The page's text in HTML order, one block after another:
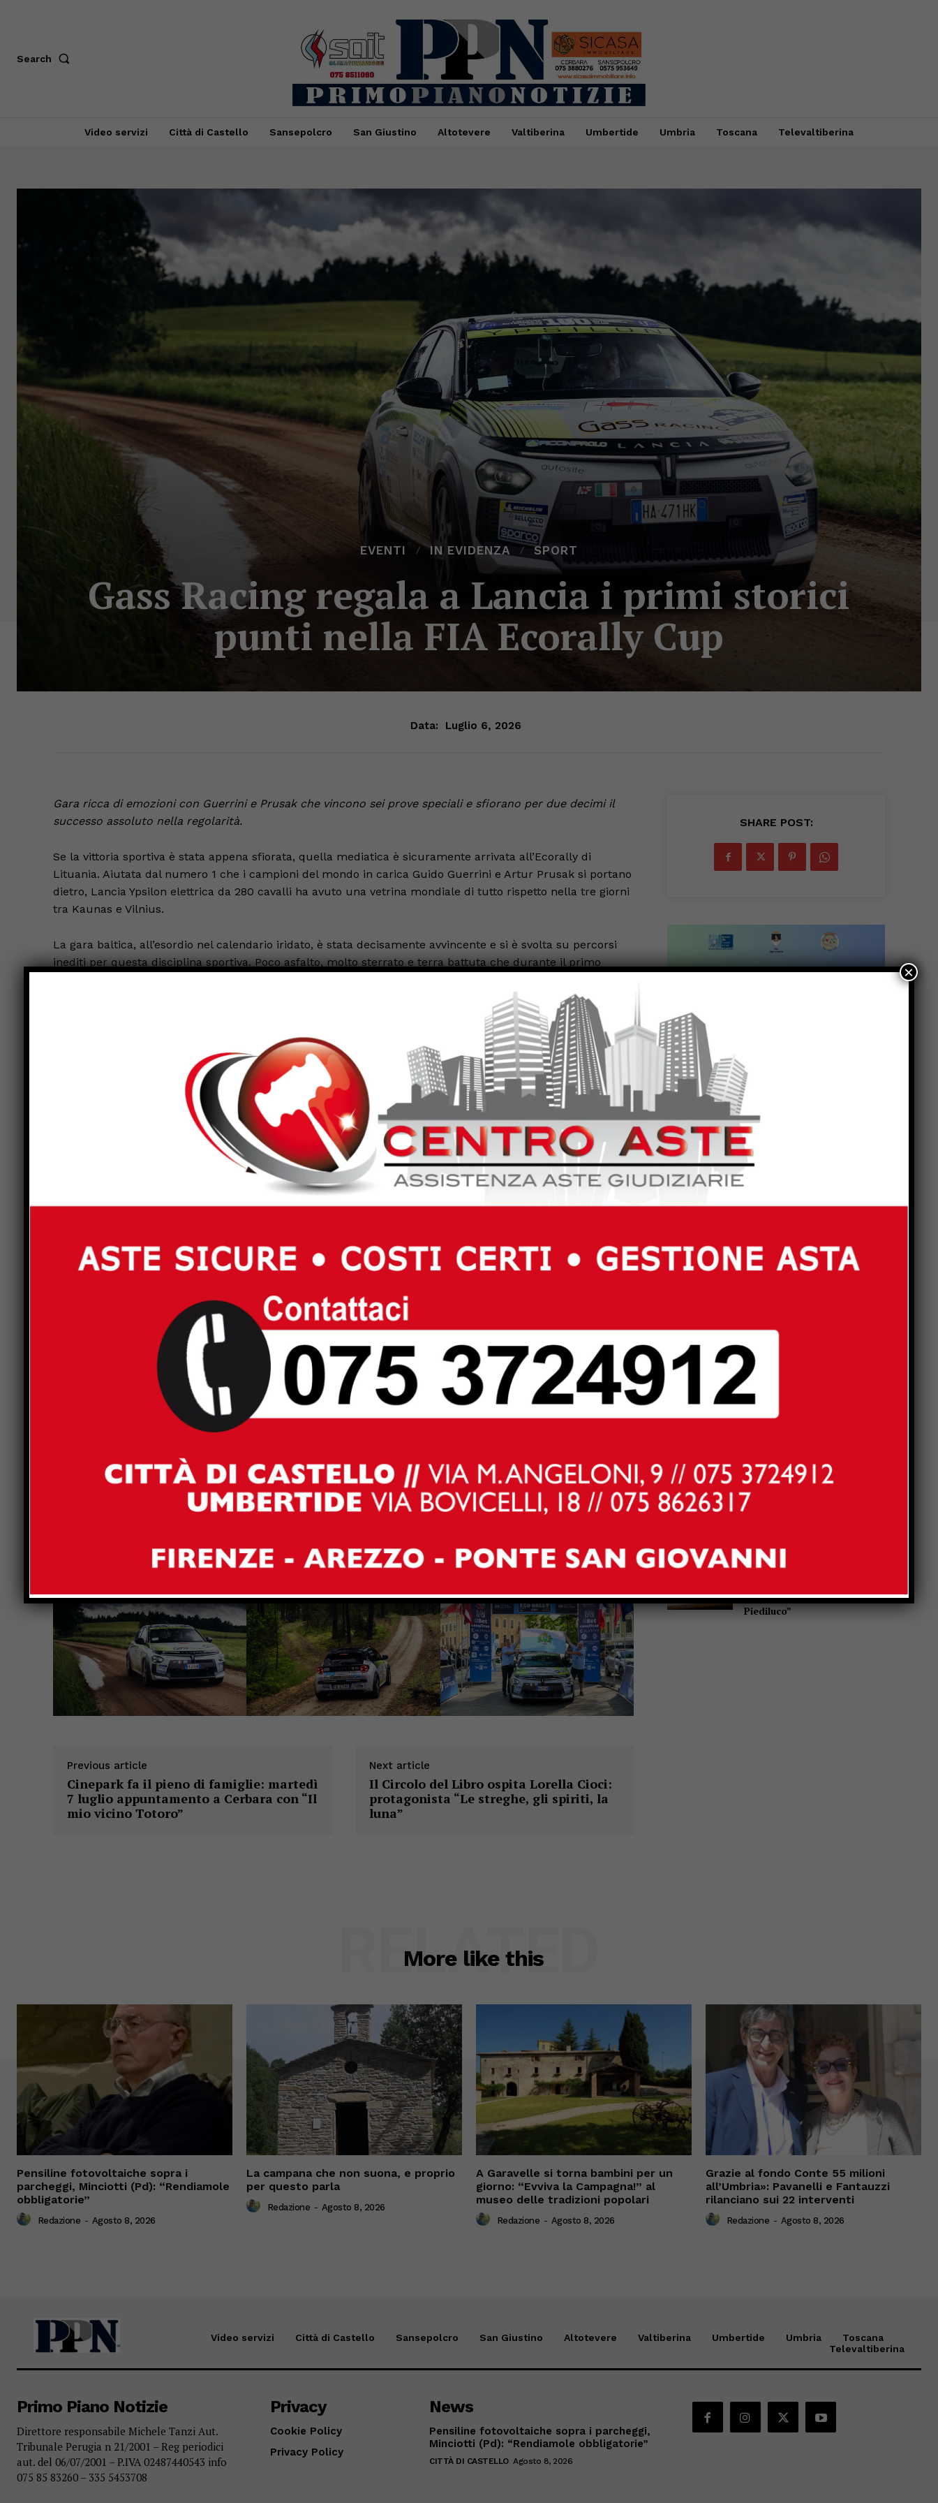
Search
Video servizi Città di Castello Sansepolcro San Giustino Altotevere Valtiberina Umbertide Umbria Toscana Televaltiberina
EVENTI IN EVIDENZA SPORT
Gass Racing regala a Lancia i primi storici
punti nella FIA Ecorally Cup
Data: Luglio 6, 2026
Gara ricca di emozioni con Guerrini e Prusak che vincono sei prove speciali e sfiorano per due decimi il
successo assoluto nella regolarità.
Se la vittoria sportiva è stata appena sfiorata, quella mediatica è sicuramente arrivata all’Ecorally di
Lituania. Aiutata dal numero 1 che i campioni del mondo in carica Guido Guerrini e Artur Prusak si portano
dietro, Lancia Ypsilon elettrica da 280 cavalli ha avuto una vetrina mondiale di tutto rispetto nella tre giorni
tra Kaunas e Vilnius.
La gara baltica, all’esordio nel calendario iridato, è stata decisamente avvincente e si è svolta su percorsi
inediti per questa disciplina sportiva. Poco asfalto, molto sterrato e terra battuta che durante il primo
Guerrini e Prusak hanno portato Lancia a vincere sei prove speciali alternandosi con altri cinque equipaggi
alla guida della classifica. A tre “speciali” dalla fine quattro auto erano chiuse in appena tre secondi. Non è
bastato agli alfieri di San Marino vincere tutte e tre le ultime speciali e si sono dovuti inchinare ai cechi
Žďárský e Nábělek per appena 2 decimi di secondo dopo quasi 700 chilometri e circa 350 rilevamenti
Sul piano dell’efficienza, era chiaro che un’automobile fortemente sportiva avrebbe pagato un maggior
consumo energetico, soprattutto in una gara del genere, e non ha sorpreso che Lancia non potesse brillare
in questa speciale classifica. Il secondo posto della regolarità combinato all’undicesimo nei consumi ha
portato Guerrini e Prusak a rimanere ai piedi del podio per un solo secondo o per meno di un 1% di
energia. Completa la doppietta ceca il secondo posto di Bydžovský-Timura e salgono sul podio davanti a
I primi otto storici punti di Lancia permettono alla casa italiana di entrare nella classifica costruttori e
Nella conferenza di fine gara svoltasi presso piazza Daukanto, proprio davanti al palazzo presidenziale
lituano, il pilota con licenza sammarinese ha raccontato di non essere rammaricato per la prestigiosa
vittoria sfiorata, ma piuttosto di essere felice per il debutto con Lancia: “Dobbiamo ancora affinare molte
cose ma essere già nella parte alta della classifica è una bella soddisfazione”, ha detto. “Sui consumi
lavoriamo e continueremo a lavorare ma senza perdere la competitività che l’assetto sportivo di Ypsilon ci
consente di avere. Per una volta sono ben lieto di sacrificare l’efficienza per poter spendere potenza”.
Per il copilota Artur Prusak la gara è stata difficile e incredibilmente bella: “Un’ottima organizzazione per
una gara al debutto e tanto impegno da parte nostra per onorare gli amici lituani. La lotta fino all’ultimo
decimo ha dimostrato che siamo competitivi nella regolarità e certamente un’auto performante come
Lancia Ypsilon è stata di grande aiuto”.
base nella capitale Riga, valido come sesta prova di un campionato sempre più interessante.
Previous article
Cinepark fa il pieno di famiglie: martedì
7 luglio appuntamento a Cerbara con “Il
mio vicino Totoro”
Next article
Il Circolo del Libro ospita Lorella Cioci:
protagonista “Le streghe, gli spiriti, la
luna”
SHARE POST:
Popular
i parcheggi, Minciotti (Pd):
“Rendiamole obbligatorie”
La campana che non suona, e
Campagna!” al museo delle
tradizioni popolari
Grazie al fondo Conte 55
Cultura, Marchetti (Lega):
di euro per Gubbio, Assisi e
Piediluco”
More like this
RELATED
Pensiline fotovoltaiche sopra i
parcheggi, Minciotti (Pd): “Rendiamole
obbligatorie”
Redazione - Agosto 8, 2026
La campana che non suona, e proprio
per questo parla
Redazione - Agosto 8, 2026
A Garavelle si torna bambini per un
giorno: “Evviva la Campagna!” al
museo delle tradizioni popolari
Redazione - Agosto 8, 2026
Grazie al fondo Conte 55 milioni
all’Umbria»: Pavanelli e Fantauzzi
rilanciano sui 22 interventi
Redazione - Agosto 8, 2026
Video servizi Città di Castello Sansepolcro San Giustino Altotevere Valtiberina Umbertide Umbria
Toscana
Televaltiberina
Primo Piano Notizie
Direttore responsabile Michele Tanzi Aut.
Tribunale Perugia n 21/2001 – Reg periodici
aut. del 06/07/2001 – P.IVA 02487440543 info
075 85 83260 – 335 5453708
Privacy
Cookie Policy
Privacy Policy
News
Pensiline fotovoltaiche sopra i parcheggi,
Minciotti (Pd): “Rendiamole obbligatorie”
CITTÀ DI CASTELLO Agosto 8, 2026
×